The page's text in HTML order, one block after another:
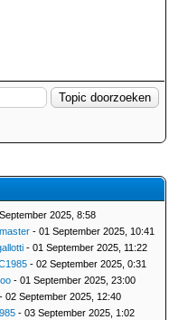
2025, 8:58
- 01 September 2025, 10:41
- 01 September 2025, 11:22
- 02 September 2025, 0:31
- 01 September 2025, 23:00
- 02 September 2025, 12:40
- 03 September 2025, 1:02